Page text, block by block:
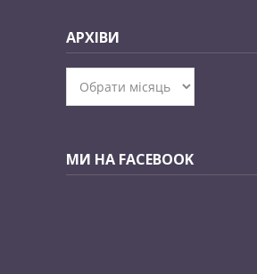
АРХІВИ
МИ НА FACEBOOK